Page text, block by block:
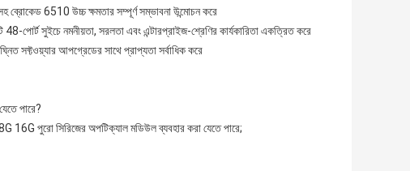
6510 উচ্চ ক্ষমতার সম্পূর্ণ সম্ভাবনা উন্মোচন করে
পোর্ট সুইচে নমনীয়তা, সরলতা এবং এন্টারপ্রাইজ-শ্রেণির কার্যকারিতা একত্রিত করে
সফ্টওয়্যার আপগ্রেডের সাথে প্রাপ্যতা সর্বাধিক করে
পারে?
সিরিজের অপটিক্যাল মডিউল ব্যবহার করা যেতে পারে;